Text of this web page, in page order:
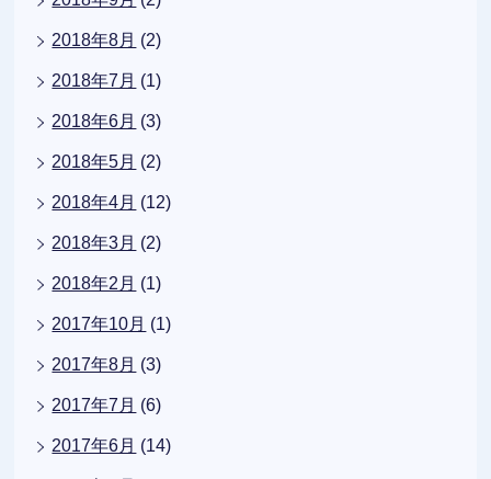
2018年8月 (2)
2018年7月 (1)
2018年6月 (3)
2018年5月 (2)
2018年4月 (12)
2018年3月 (2)
2018年2月 (1)
2017年10月 (1)
2017年8月 (3)
2017年7月 (6)
2017年6月 (14)